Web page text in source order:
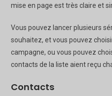
mise en page est très claire et
Vous pouvez lancer plusieurs
souhaitez, et vous pouvez
campagne, ou vous pouvez
contacts de la liste aient reçu
Contacts